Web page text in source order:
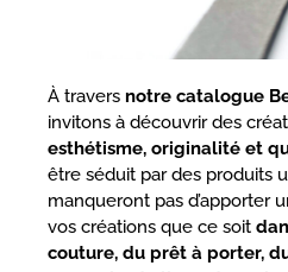
À travers notre catalogue
invitons à découvrir des
esthétisme, originalité et
être séduit par des produits
manqueront pas d’apporter
vos créations que ce soit
couture, du prêt à porter,